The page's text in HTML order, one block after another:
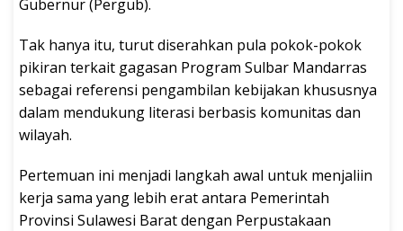
Gubernur (Pergub).
Tak hanya itu, turut diserahkan pula pokok-pokok
pikiran terkait gagasan Program Sulbar Mandarras
sebagai referensi pengambilan kebijakan khususnya
dalam mendukung literasi berbasis komunitas dan
wilayah.
Pertemuan ini menjadi langkah awal untuk menjaliin
kerja sama yang lebih erat antara Pemerintah
Provinsi Sulawesi Barat dengan Perpustakaan